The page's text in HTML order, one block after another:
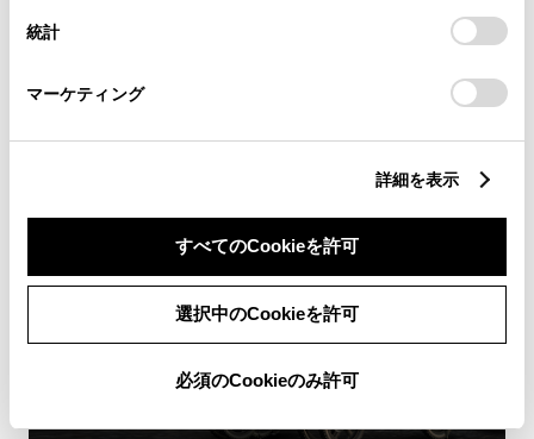
設定の変更、同意を撤回したりするにあたっては、当社の
「Cookie（クッキー）情報の取り扱いについて
」をご覧くだ
統計
マーケティング
詳細を表示
すべてのCookieを許可
選択中のCookieを許可
必須のCookieのみ許可